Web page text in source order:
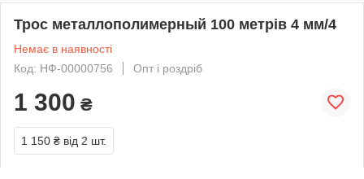
Трос металлополимерный 100 метрів 4 мм/4
Немає в наявності
Код: НФ-00000756
Опт і роздріб
1 300 ₴
1 150 ₴ від 2 шт.